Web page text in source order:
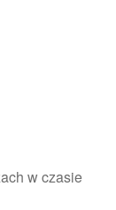
w czasie